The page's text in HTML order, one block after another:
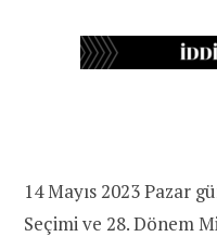
14 Mayıs 2023 Pazar
Seçimi ve 28. Dönem